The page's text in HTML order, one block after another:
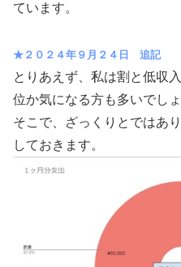
ています。
★２０２４年９月２４日 追記
とりあえず、私は割と低収
位か気になる方も多いでしょ
そこで、ざっくりとではあ
しておきます。